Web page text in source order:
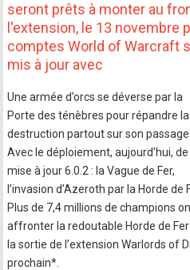
seront prêts à monter au
l'extension, le 13 novembre
comptes World of Warcraft
mis à jour avec
Une armée d’orcs se déverse par la
Porte des ténèbres pour répandre la
destruction partout sur son passage.
Avec le déploiement, aujourd’hui, de
mise à jour 6.0.2 : la Vague de Fer,
l’invasion d’Azeroth par la Horde
Plus de 7,4 millions de champions
affronter la redoutable Horde de
la sortie de l’extension Warlords of
prochain*.